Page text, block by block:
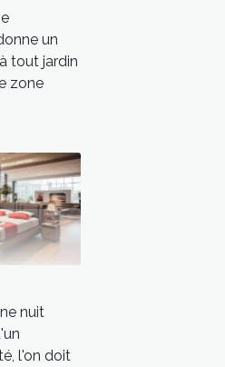
un
tout jardin
zone
nuit
l'on doit